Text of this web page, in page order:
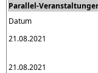
Parallel-
Datum
21.08.2021
21.08.2021